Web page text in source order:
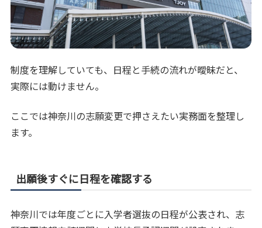
制度を理解していても、日程と手続の流れが曖昧だと、
実際には動けません。
ここでは神奈川の志願変更で押さえたい実務面を整理し
ます。
出願後すぐに日程を確認する
神奈川では年度ごとに入学者選抜の日程が公表され、志